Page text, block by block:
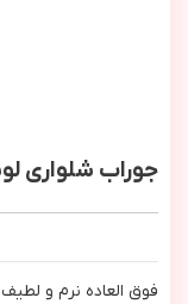
جوراب شلواری
فوق العاده نرم و لطيف